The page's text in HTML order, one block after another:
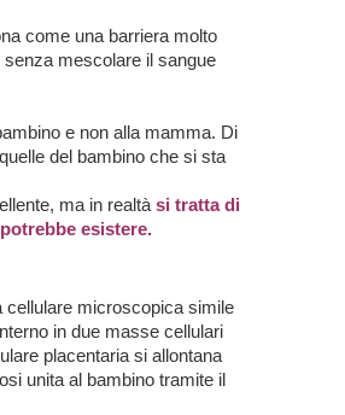
come una barriera molto
mescolare il sangue
e non alla mamma. Di
del bambino che si sta
ma in realtà si tratta di
esistere.
cellulare microscopica simile
in due masse cellulari
placentaria si allontana
unita al bambino tramite il